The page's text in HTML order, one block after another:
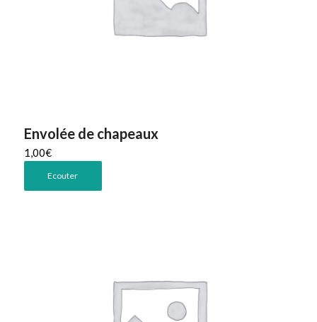
Envolée de chapeaux
1,00€
Ecouter